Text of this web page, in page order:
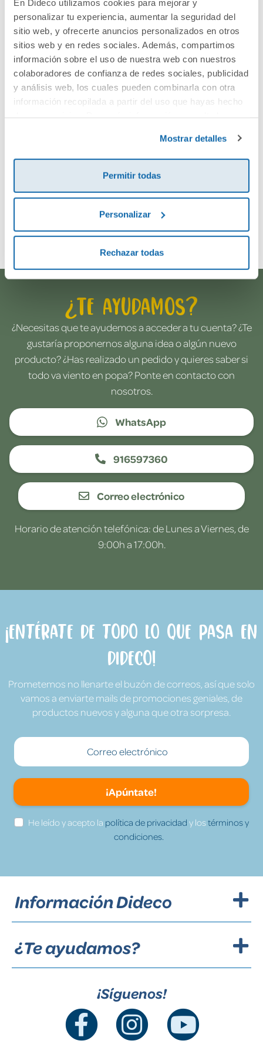
En Dideco utilizamos cookies para mejorar y
personalizar tu experiencia, aumentar la seguridad del
sitio web, y ofrecerte anuncios personalizados en otros
sitios web y en redes sociales. Además, compartimos
información sobre el uso de nuestra web con nuestros
colaboradores de confianza de redes sociales, publicidad
y análisis web, los cuales pueden combinarla con otra
información recopilada a partir del uso que hayas hecho
Mostrar detalles
Permitir todas
Personalizar
Rechazar todas
Cuéntanos tu opinión
¡Sé el primero en valorar este producto!
Debes iniciar sesión para poder valorarlo
¿Te ayudamos?
¿Necesitas que te ayudemos a acceder a tu cuenta? ¿Te
gustaría proponernos alguna idea o algún nuevo
producto? ¿Has realizado un pedido y quieres saber si
todo va viento en popa? Ponte en contacto con
nosotros.
WhatsApp
916597360
Correo electrónico
Horario de atención telefónica: de Lunes a Viernes, de
9:00h a 17:00h.
¡Entérate de todo lo que pasa en
Dideco!
Prometemos no llenarte el buzón de correos, así que solo
vamos a enviarte mails de promociones geniales, de
productos nuevos y alguna que otra sorpresa.
¡Apúntate!
He leído y acepto la política de privacidad y lostérminos y
condiciones.
Información Dideco
¿Te ayudamos?
¡Síguenos!